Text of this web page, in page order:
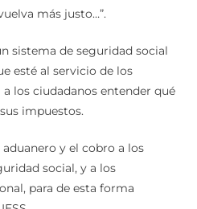
más justo…”.
sistema de seguridad social
esté al servicio de los
los ciudadanos entender qué
impuestos.
y el cobro a los
social, y a los
para de esta forma